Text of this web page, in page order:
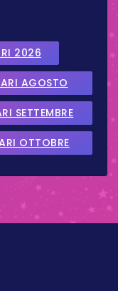
2026
AGOSTO
SETTEMBRE
OTTOBRE